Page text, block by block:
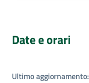
Per i media
Date e orari
Ultimo aggiornamento: